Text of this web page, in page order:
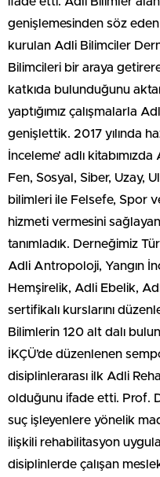
genişlemesinden söz eden
kurulan Adli Bilimciler
Bilimcileri bir araya
katkıda bulunduğunu
yaptığımız çalışmalarla
genişlettik. 2017 yılında
İnceleme’ adlı
Fen, Sosyal, Siber, Uzay,
bilimleri ile Felsefe, Spor
hizmeti vermesini
tanımladık. Derneğimiz
Adli Antropoloji, Yangın
Hemşirelik, Adli Ebelik,
sertifikalı kurslarını
Bilimlerin 120 alt dalı
İKÇÜ’de düzenlenen
disiplinlerarası ilk Adli
olduğunu ifade etti. Prof.
suç işleyenlere yönelik
ilişkili rehabilitasyon
disiplinlerde çalışan